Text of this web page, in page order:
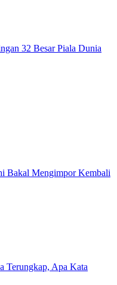
32 Besar Piala Dunia
Bakal Mengimpor Kembali
Terungkap, Apa Kata